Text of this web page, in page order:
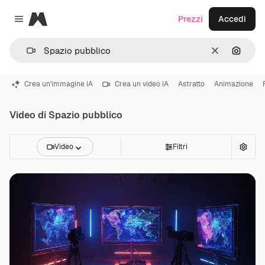
Close menu
Magnific
CancellaCerca
Prezzi Accedi
Crea un'immagine IA Crea un video IA Astratto Animazione
Video di Spazio pubblico
Video Filtri